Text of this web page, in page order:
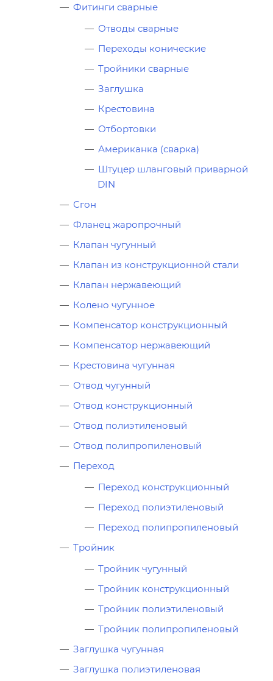
Фитинги сварные
Отводы сварные
Переходы конические
Тройники сварные
Заглушка
Крестовина
Отбортовки
Американка (сварка)
Штуцер шланговый приварной
DIN
Сгон
Фланец жаропрочный
Клапан чугунный
Клапан из конструкционной стали
Клапан нержавеющий
Колено чугунное
Компенсатор конструкционный
Компенсатор нержавеющий
Крестовина чугунная
Отвод чугунный
Отвод конструкционный
Отвод полиэтиленовый
Отвод полипропиленовый
Переход
Переход конструкционный
Переход полиэтиленовый
Переход полипропиленовый
Тройник
Тройник чугунный
Тройник конструкционный
Тройник полиэтиленовый
Тройник полипропиленовый
Заглушка чугунная
Заглушка полиэтиленовая